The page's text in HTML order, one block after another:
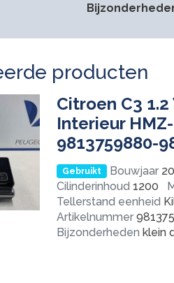
producten
Citroen C3
Interieur
9813759880-
Gebruikt Bouwjaar
Cilinderinhoud 1200
Tellerstand eenheid
Artikelnummer
Bijzonderheden klein